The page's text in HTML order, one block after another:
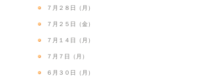
７月２８日（月）
７月２５日（金）
７月１４日（月）
７月７日（月）
６月３０日（月）